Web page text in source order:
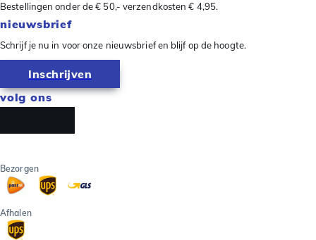
Bestellingen onder de € 50,- verzendkosten € 4,95.
nieuwsbrief
Schrijf je nu in voor onze nieuwsbrief en blijf op de hoogte.
Inschrijven
volg ons
Bezorgen
Afhalen